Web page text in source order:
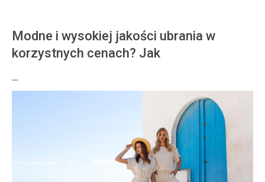
Modne i wysokiej jakości ubrania w
korzystnych cenach? Jak
…